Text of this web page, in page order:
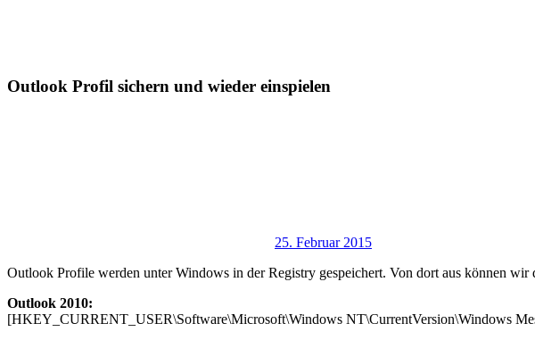
Outlook Profil sichern und wieder einspielen
25. Februar 2015
Outlook Profile werden unter Windows in der Registry gespeichert. Von dort aus können
Outlook 2010:
[HKEY_CURRENT_USER\Software\Microsoft\Windows NT\CurrentVersion\Windows